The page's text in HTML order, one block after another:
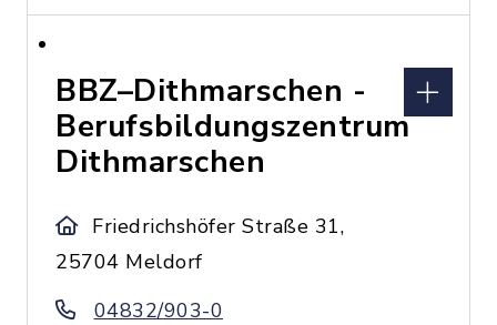
BBZ–Dithmarschen -
Berufsbildungszentrum
Dithmarschen
Friedrichshöfer Straße 31,
25704 Meldorf
04832/903-0